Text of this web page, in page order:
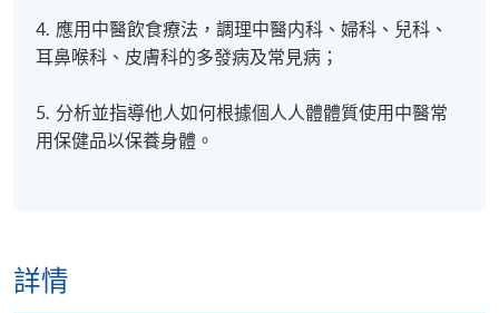
4. 應用中醫飲食療法，調理中醫内科、婦科、兒科、
耳鼻喉科、皮膚科的多發病及常見病；
5. 分析並指導他人如何根據個人人體體質使用中醫常
用保健品以保養身體。
詳情